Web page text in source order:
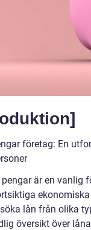
företag: En
är en vanlig
lån från olika
översikt över